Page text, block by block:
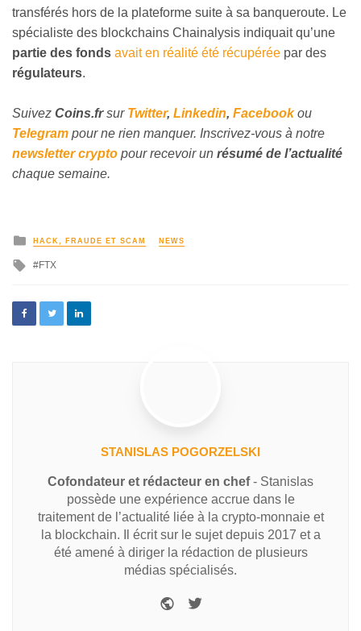
transférés hors de la plateforme suite à sa banqueroute. Le
spécialiste des blockchains Chainalysis indiquait qu’une
partie des fonds avait en réalité été récupérée par des
régulateurs.
Suivez Coins.frsur Twitter, Linkedin, Facebookou
Telegram pour ne rien manquer. Inscrivez-vous à notre
newsletter crypto pour recevoir un résumé de l’actualité
chaque semaine.
HACK, FRAUDE ET SCAM NEWS
FTX
STANISLAS POGORZELSKI
Cofondateur et rédacteur en chef- Stanislas
possède une expérience accrue dans le
traitement de l’actualité liée à la crypto-monnaie et
la blockchain. Il écrit sur le sujet depuis 2017 et a
été amené à diriger la rédaction de plusieurs
médias spécialisés.